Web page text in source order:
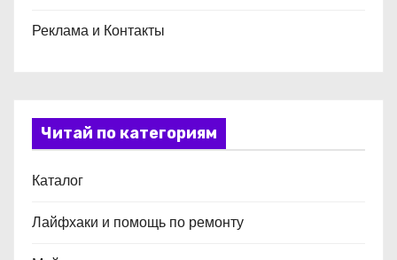
Реклама и Контакты
Читай по категориям
Каталог
Лайфхаки и помощь по ремонту